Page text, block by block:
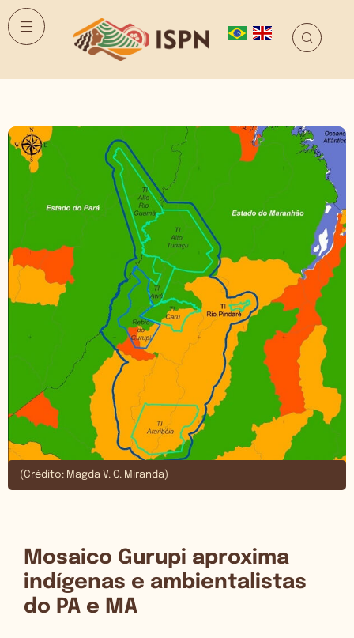
(Crédito: Magda V. C. Miranda)
Mosaico Gurupi aproxima
indígenas e ambientalistas
do PA e MA